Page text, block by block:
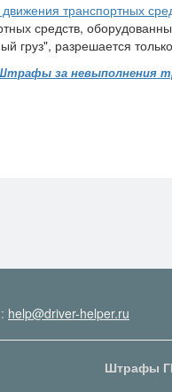
транспортных
средств,
груз", разрешается
за невыполнения
help@driver-helper.ru
Штрафы